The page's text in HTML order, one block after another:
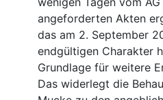
angeforderten Akten
das am 2. September
endgültigen Charakter
Grundlage für weitere
Das widerlegt die